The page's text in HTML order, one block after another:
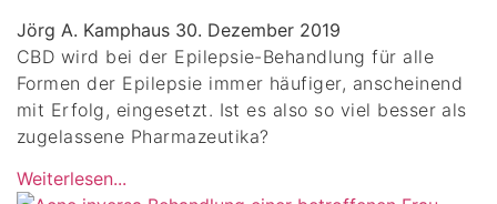
Jörg A. Kamphaus 30. Dezember 2019
CBD wird bei der Epilepsie-Behandlung für alle
Formen der Epilepsie immer häufiger, anscheinend
mit Erfolg, eingesetzt. Ist es also so viel besser als
zugelassene Pharmazeutika?
Weiterlesen...